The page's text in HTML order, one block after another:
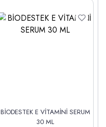
BİODESTEK E VİTAMİNİ SERUM
30 ML